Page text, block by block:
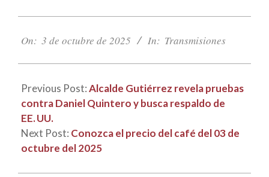
10-
On: 3 de octubre de 2025 In: Transmisiones
Previous Post:Alcalde Gutiérrez revela pruebas
contra Daniel Quintero y busca respaldo de
EE. UU.
Next Post: Conozca el precio del café del 03 de
octubre del 2025